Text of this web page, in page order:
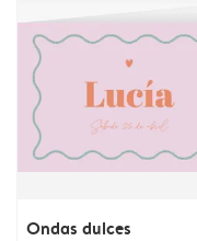
Ondas dulces